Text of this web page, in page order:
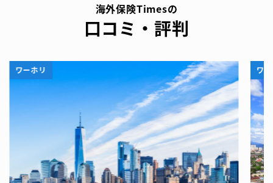
海外保険Timesの
口コミ・評判
ワーホリ ワ